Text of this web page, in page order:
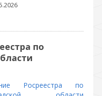
по
Росреестра по